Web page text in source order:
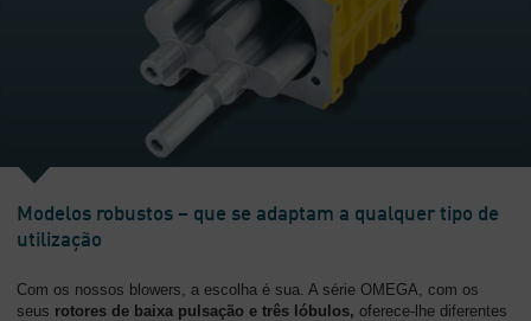
geral
Modelos robustos – que se adaptam a qualquer tipo de
utilização
Com os nossos blowers, a escolha é sua. A série OMEGA, com os
seus rotores de baixa pulsação e três lóbulos, oferece-lhe diferentes